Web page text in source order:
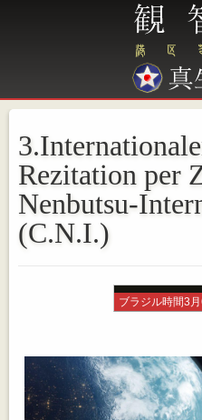
Rezitation per
Nenbutsu-
(C.N.I.)
ブラジル時間3